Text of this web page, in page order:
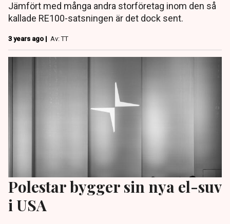
Jämfört med många andra storföretag inom den så
kallade RE100-satsningen är det dock sent.
3 years ago | Av: TT
Polestar bygger sin nya el-suv
i USA